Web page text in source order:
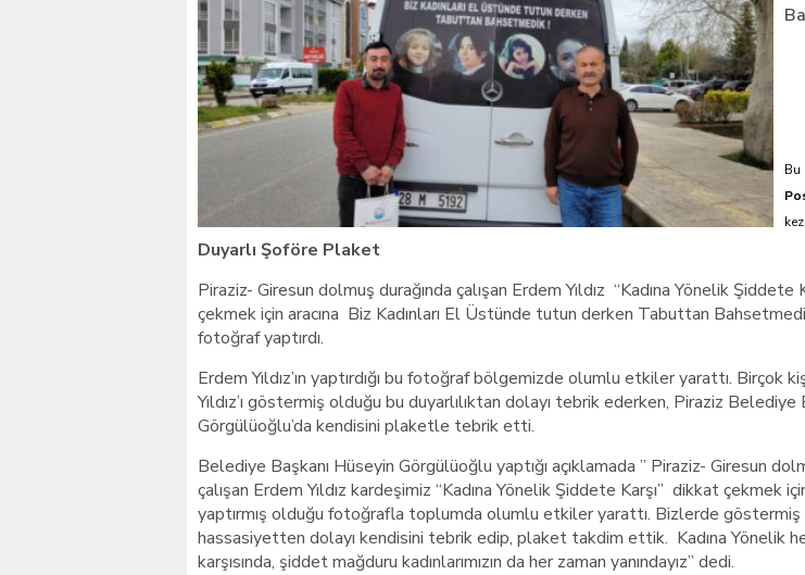
Giresunlu sürücü Orhangazi’de hayatını kaybetti
Bu
Duyarlı Şoföre Plaket
Piraziz- Giresun dolmuş durağında çalışan Erdem Yıldız “Kadına Yönelik Şiddete
çekmek için aracına Biz Kadınları El Üstünde tutun derken Tabuttan
fotoğraf yaptırdı.
Erdem Yıldız’ın yaptırdığı bu fotoğraf bölgemizde olumlu etkiler yarattı. Birçok
Yıldız’ı göstermiş olduğu bu duyarlılıktan dolayı tebrik ederken, Piraziz Belediye
Görgülüoğlu’da kendisini plaketle tebrik etti.
Belediye Başkanı Hüseyin Görgülüoğlu yaptığı açıklamada ” Piraziz- Giresun
çalışan Erdem Yıldız kardeşimiz “Kadına Yönelik Şiddete Karşı” dikkat çekmek
yaptırmış olduğu fotoğrafla toplumda olumlu etkiler yarattı. Bizlerde göstermiş
hassasiyetten dolayı kendisini tebrik edip, plaket takdim ettik. Kadına Yönelik
karşısında, şiddet mağduru kadınlarımızın da her zaman yanındayız” dedi.